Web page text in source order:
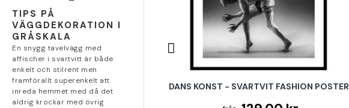
TIPS PÅ
VÄGGDEKORATION I
GRÅSKALA
En snygg tavelvägg med
affischer i svartvitt är både
enkelt och stilrent men
framförallt superenkelt att
inreda hemmet med då det
aldrig krockar med övrig
DANS KONST - SVARTVIT FASHION POSTER